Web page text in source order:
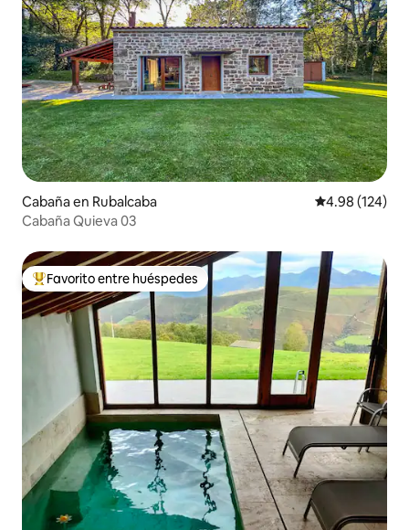
Cabaña en Rubalcaba Calificación
4.98 (124)
Cabaña Quieva 03
Favorito entre huéspedes preferido
Favorito entre huéspedes